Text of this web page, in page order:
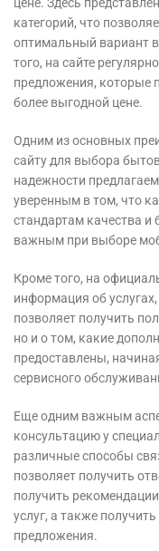
категорий, что
оптимальный вариант
того, на сайте
предложения, которые
более выгодной цене.
Одним из основных
сайту для выбора
надежности
уверенным в том, что
стандартам качества и
важным при выборе
Кроме того, на
информация об
позволяет получить
но и о том, какие
предоставлены,
сервисного
Еще одним важным
консультацию у
различные способы
позволяет получить
получить
услуг, а также
предложения.